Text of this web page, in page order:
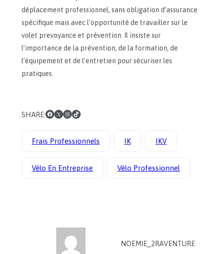
déplacement professionnel, sans obligation d’assurance
spécifique mais avec l’opportunité de travailler sur le
volet prevoyance et prévention. Il insiste sur
l’importance de la prévention, de la formation, de
l’équipement et de l’entretien pour sécuriser les
pratiques.
SHARE:Facebook
XInstagram
TikTok
Frais Professionnels IK IKV
Vélo En Entreprise Vélo Professionnel
NOEMIE_2RAVENTURE